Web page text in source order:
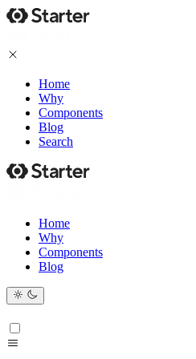
Home
Why
Components
Blog
Search
Home
Why
Components
Blog